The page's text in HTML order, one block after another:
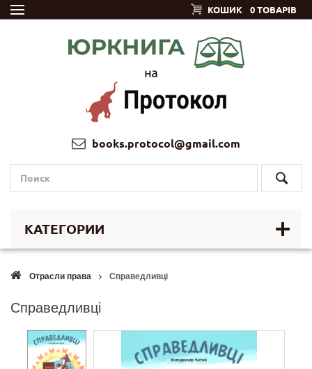
КОШИК 0 ТОВАРІВ
books.protocol@gmail.com
КАТЕГОРИИ
Отрасли права Справедливці
Справедливці